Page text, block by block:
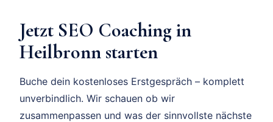
Jetzt SEO Coaching in
Heilbronn starten
Buche dein kostenloses Erstgespräch – komplett
unverbindlich. Wir schauen ob wir
zusammenpassen und was der sinnvollste nächste